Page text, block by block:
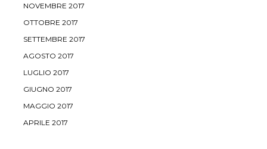
NOVEMBRE 2017
OTTOBRE 2017
SETTEMBRE 2017
AGOSTO 2017
LUGLIO 2017
GIUGNO 2017
MAGGIO 2017
APRILE 2017